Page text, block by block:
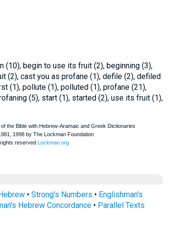
(10), begin to use its fruit (2), beginning (3),
(2), cast you as profane (1), defile (2), defiled
(1), pollute (1), polluted (1), profane (21),
(5), start (1), started (2), use its fruit (1),
• Strong's Numbers • Englishman's
Hebrew Concordance• Parallel Texts